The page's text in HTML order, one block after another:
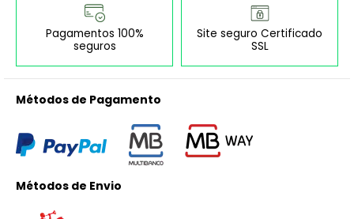
Pagamentos 100%
seguros
Site seguro Certificado
SSL
Métodos de Pagamento
Métodos de Envio